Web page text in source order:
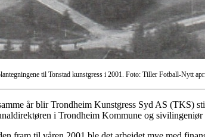
til Tonstad kunstgress i 2001. Foto: Tiller Fotball-Nytt
år blir Trondheim Kunstgress Syd AS (TKS)
i Trondheim Kommune og